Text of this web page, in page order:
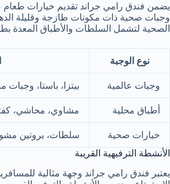
يضمن فندق رامي جراند تقديم خيارات طعام
وجبات صحية ذات مكونات طازجة وقليلة
الصحية لتشمل السلطات والأطباق المعدة
نوع الوجبة
وجبات عالمية بيتزا، باستا، وجبات
أطباق محلية مشاوي، محاشي،
خيارات صحية سلطات، بروتين
الأنشطة الترفيهية القريبة
يعتبر فندق رامي جراند وجهة مثالية